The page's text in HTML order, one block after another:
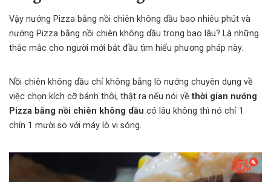
Vậy nướng Pizza bằng nồi chiên không dầu bao nhiêu phút và
nướng Pizza bằng nồi chiên không dầu trong bao lâu? Là những
thắc mắc cho người mới bắt đầu tìm hiểu phương pháp này.
Nồi chiên không dầu chỉ không bằng lò nướng chuyên dụng về
việc chọn kích cỡ bánh thôi, thật ra nếu nói về thời gian nướng
Pizza bằng nồi chiên không dầu có lâu không thì nó chỉ 1
chín 1 mười so với máy lò vi sóng.